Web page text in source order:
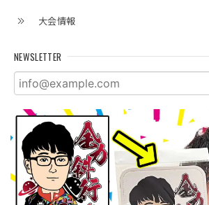
大会情報
NEWSLETTER